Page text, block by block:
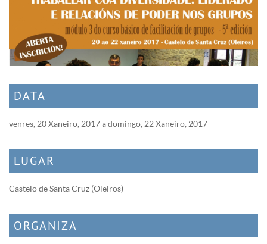
DATA
venres, 20 Xaneiro, 2017adomingo, 22 Xaneiro, 2017
LUGAR
Castelo de Santa Cruz (Oleiros)
ORGANIZA